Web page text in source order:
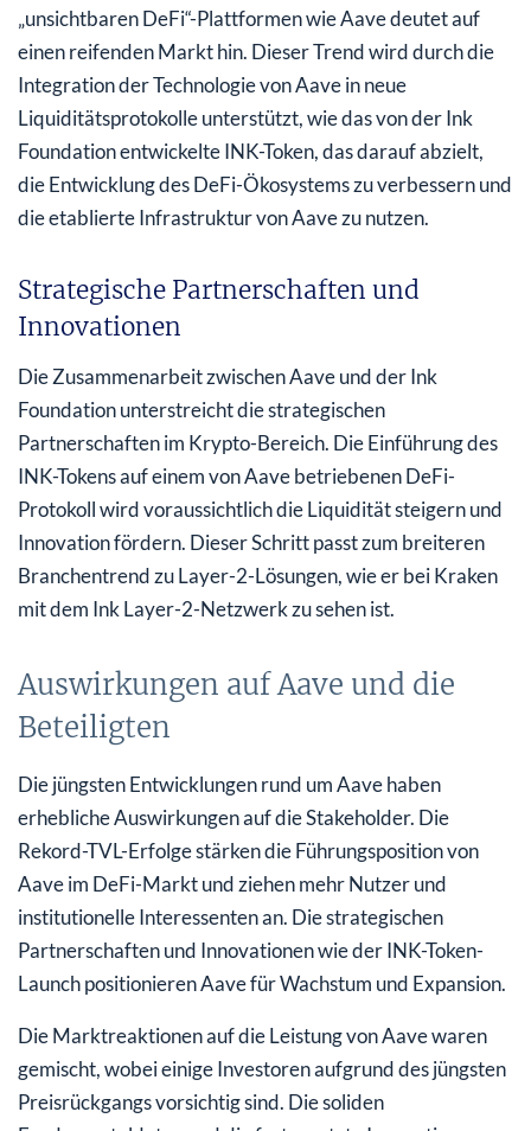
„unsichtbaren DeFi“-Plattformen wie Aave deutet auf
einen reifenden Markt hin. Dieser Trend wird durch die
Integration der Technologie von Aave in neue
Liquiditätsprotokolle unterstützt, wie das von der Ink
Foundation entwickelte INK-Token, das darauf abzielt,
die Entwicklung des DeFi-Ökosystems zu verbessern und
die etablierte Infrastruktur von Aave zu nutzen.
Strategische Partnerschaften und
Innovationen
Die Zusammenarbeit zwischen Aave und der Ink
Foundation unterstreicht die strategischen
Partnerschaften im Krypto-Bereich. Die Einführung des
INK-Tokens auf einem von Aave betriebenen DeFi-
Protokoll wird voraussichtlich die Liquidität steigern und
Innovation fördern. Dieser Schritt passt zum breiteren
Branchentrend zu Layer-2-Lösungen, wie er bei Kraken
mit dem Ink Layer-2-Netzwerk zu sehen ist.
Auswirkungen auf Aave und die
Beteiligten
Die jüngsten Entwicklungen rund um Aave haben
erhebliche Auswirkungen auf die Stakeholder. Die
Rekord-TVL-Erfolge stärken die Führungsposition von
Aave im DeFi-Markt und ziehen mehr Nutzer und
institutionelle Interessenten an. Die strategischen
Partnerschaften und Innovationen wie der INK-Token-
Launch positionieren Aave für Wachstum und Expansion.
Die Marktreaktionen auf die Leistung von Aave waren
gemischt, wobei einige Investoren aufgrund des jüngsten
Preisrückgangs vorsichtig sind. Die soliden